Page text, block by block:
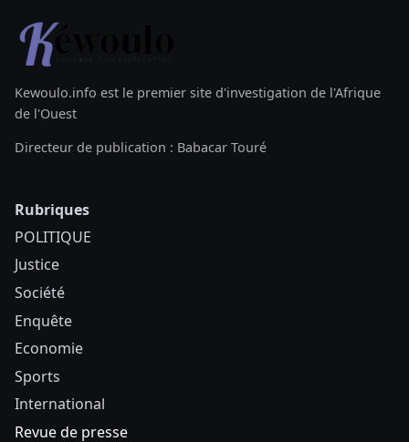
Kewoulo.info est le premier site d'investigation de l'Afrique
de l'Ouest
Directeur de publication : Babacar Touré
Rubriques
POLITIQUE
Justice
Société
Enquête
Economie
Sports
International
Revue de presse